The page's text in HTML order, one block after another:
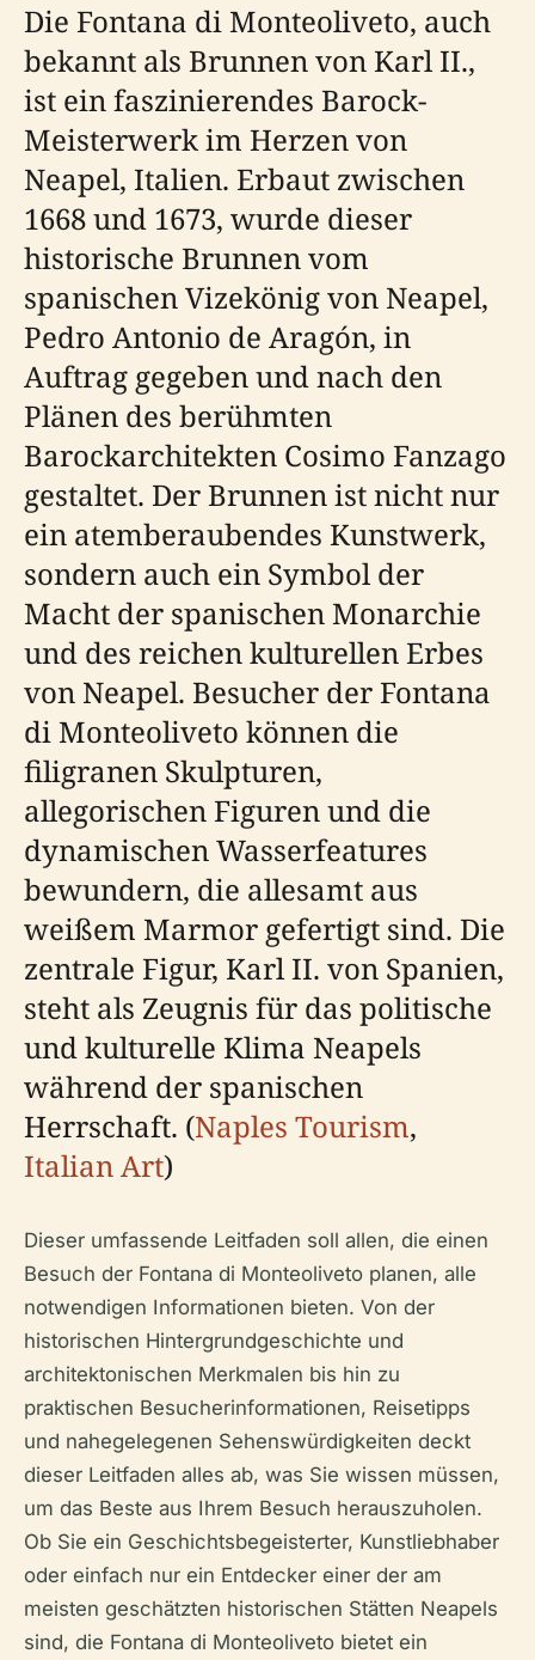
Die Fontana di Monteoliveto, auch
bekannt als Brunnen von Karl II.,
ist ein faszinierendes Barock-
Meisterwerk im Herzen von
Neapel, Italien. Erbaut zwischen
1668 und 1673, wurde dieser
historische Brunnen vom
spanischen Vizekönig von Neapel,
Pedro Antonio de Aragón, in
Auftrag gegeben und nach den
Plänen des berühmten
Barockarchitekten Cosimo Fanzago
gestaltet. Der Brunnen ist nicht nur
ein atemberaubendes Kunstwerk,
sondern auch ein Symbol der
Macht der spanischen Monarchie
und des reichen kulturellen Erbes
von Neapel. Besucher der Fontana
di Monteoliveto können die
filigranen Skulpturen,
allegorischen Figuren und die
dynamischen Wasserfeatures
bewundern, die allesamt aus
weißem Marmor gefertigt sind. Die
zentrale Figur, Karl II. von Spanien,
steht als Zeugnis für das politische
und kulturelle Klima Neapels
während der spanischen
Herrschaft. (Naples Tourism,
Italian Art)
Dieser umfassende Leitfaden soll allen, die einen
Besuch der Fontana di Monteoliveto planen, alle
notwendigen Informationen bieten. Von der
historischen Hintergrundgeschichte und
architektonischen Merkmalen bis hin zu
praktischen Besucherinformationen, Reisetipps
und nahegelegenen Sehenswürdigkeiten deckt
dieser Leitfaden alles ab, was Sie wissen müssen,
um das Beste aus Ihrem Besuch herauszuholen.
Ob Sie ein Geschichtsbegeisterter, Kunstliebhaber
oder einfach nur ein Entdecker einer der am
meisten geschätzten historischen Stätten Neapels
sind, die Fontana di Monteoliveto bietet ein